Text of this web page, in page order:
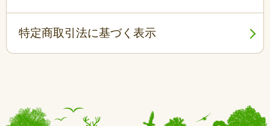
特定商取引法に基づく表示